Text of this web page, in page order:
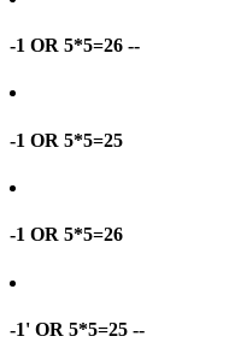
-1 OR 5*5=26 --
-1 OR 5*5=25
-1 OR 5*5=26
-1' OR 5*5=25 --